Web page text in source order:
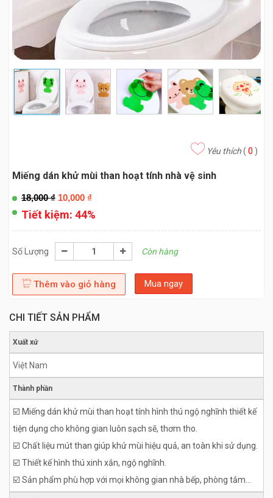
Yêu thích( 0 )
Miếng dán khử mùi than hoạt tính nhà vệ sinh
18,000₫ 10,000 ₫
Tiết kiệm: 44%
Số Lượng Còn hàng
Thêm vào giỏ hàng Mua ngay
CHI TIẾT SẢN PHẨM
Xuất xứ
Việt Nam
Thành phần
☑️ Miếng dán khử mùi than hoạt tính hình thú ngộ nghĩnh thiết kế
tiện dụng cho không gian luôn sạch sẽ, thơm tho.
☑️ Chất liệu mút than giúp khử mùi hiệu quả, an toàn khi sử dụng.
☑️ Thiết kế hình thú xinh xắn, ngộ nghĩnh.
☑️ Sản phẩm phù hợp với mọi không gian nhà bếp, phòng tắm…